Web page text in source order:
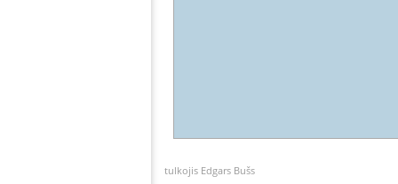
tulkojis Edgars Bušs